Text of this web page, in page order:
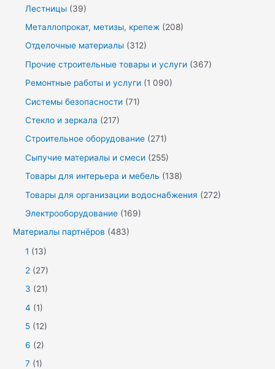
Лестницы (39)
Металлопрокат, метизы, крепеж (208)
Отделочные материалы (312)
Прочие строительные товары и услуги (367)
Ремонтные работы и услуги (1 090)
Системы безопасности (71)
Стекло и зеркала (217)
Строительное оборудование (271)
Сыпучие материалы и смеси (255)
Товары для интерьера и мебель (138)
Товары для организации водоснабжения (272)
Электрооборудование (169)
Материалы партнёров (483)
1 (13)
2 (27)
3 (21)
4 (1)
5 (12)
6 (2)
7 (1)